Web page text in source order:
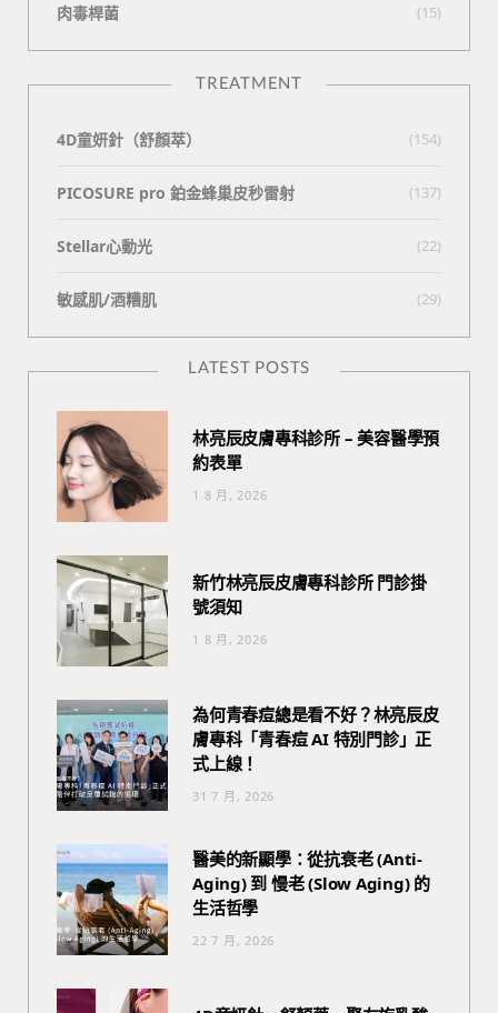
肉毒桿菌 (15)
TREATMENT
4D童妍針（舒顏萃） (154)
PICOSURE pro 鉑金蜂巢皮秒雷射 (137)
Stellar心動光 (22)
敏感肌/酒糟肌 (29)
LATEST POSTS
林亮辰皮膚專科診所 – 美容醫學預
約表單
1 8 月, 2026
新竹林亮辰皮膚專科診所 門診掛
號須知
1 8 月, 2026
為何青春痘總是看不好？林亮辰皮
膚專科「青春痘 AI 特別門診」正
式上線！
31 7 月, 2026
醫美的新顯學：從抗衰老 (Anti-
Aging) 到 慢老 (Slow Aging) 的
生活哲學
22 7 月, 2026